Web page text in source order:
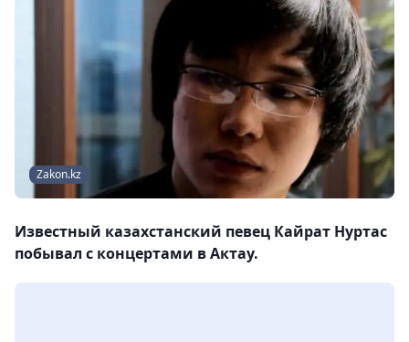
Zakon.kz
Известный казахстанский певец Кайрат Нуртас
побывал с концертами в Актау.